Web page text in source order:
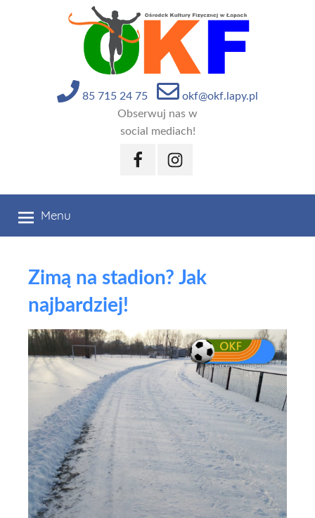
85 715 24 75
okf@okf.lapy.pl
Obserwuj nas w
social mediach!
FacebookInstagram
Menu
Zimą na stadion? Jak
najbardziej!